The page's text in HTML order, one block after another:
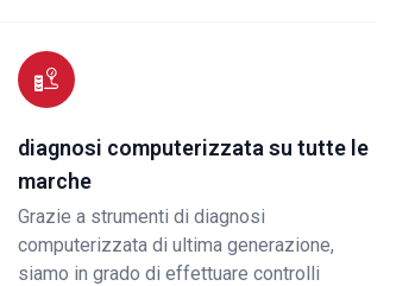
diagnosi computerizzata su tutte le
marche
Grazie a strumenti di diagnosi
computerizzata di ultima generazione,
siamo in grado di effettuare controlli